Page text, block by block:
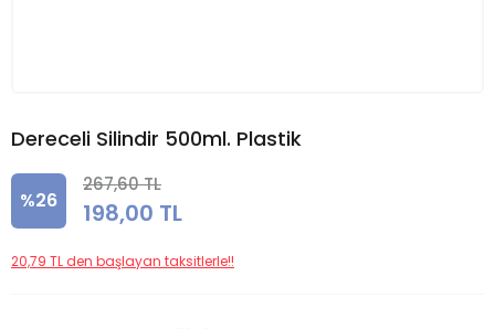
Dereceli Silindir 500ml. Plastik
%26
267,60 TL
198,00 TL
20,79 TL den başlayan taksitlerle!!